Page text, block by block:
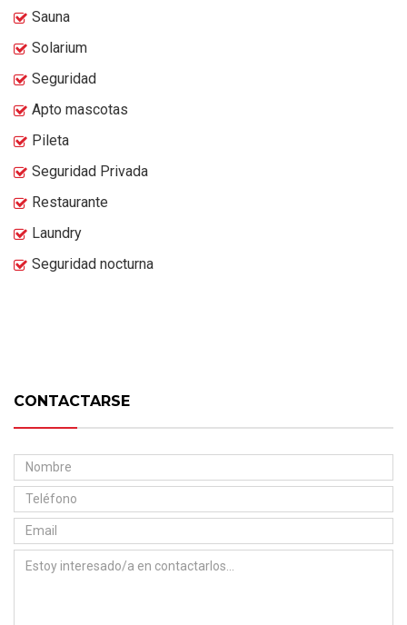
Sauna
Solarium
Seguridad
Apto mascotas
Pileta
Seguridad Privada
Restaurante
Laundry
Seguridad nocturna
CONTACTARSE